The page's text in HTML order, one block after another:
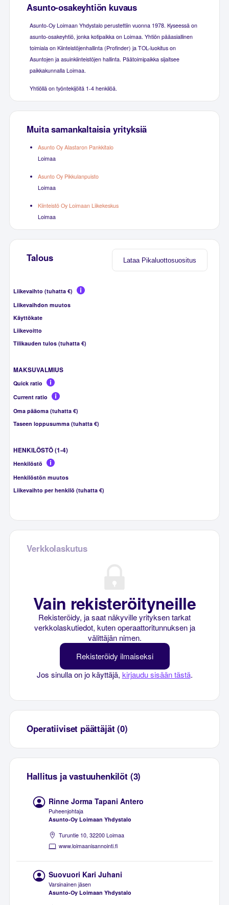
Asunto-osakeyhtiön kuvaus
Asunto-Oy Loimaan Yhdystalo perustettiin vuonna 1978. Kyseessä on
asunto-osakeyhtiö, jonka kotipaikka on Loimaa. Yhtiön pääasiallinen
toimiala on Kiinteistöjenhallinta (Profinder) ja TOL-luokitus on
Asuntojen ja asuinkiinteistöjen hallinta. Päätoimipaikka sijaitsee
paikkakunnalla Loimaa.
Yhtiöllä on työntekijöitä 1-4 henkilöä.
Muita samankaltaisia yrityksiä
Asunto Oy Alastaron Pankkitalo
Loimaa
Asunto Oy Pikkulanpuisto
Loimaa
Kiinteistö Oy Loimaan Liikekeskus
Loimaa
Lataa Pikaluottosuositus
Talous
Liikevaihto (tuhatta €)
Liikevaihdon muutos
Käyttökate
Liikevoitto
Tilikauden tulos (tuhatta €)
MAKSUVALMIUS
Quick ratio
Current ratio
Oma pääoma (tuhatta €)
Taseen loppusumma (tuhatta €)
HENKILÖSTÖ (1-4)
Henkilöstö
Henkilöstön muutos
Liikevaihto per henkilö (tuhatta €)
Verkkolaskutus
Vain rekisteröityneille
Rekisteröidy, ja saat näkyville yrityksen tarkat
verkkolaskutiedot, kuten operaattoritunnuksen ja
välittäjän nimen.
Rekisteröidy ilmaiseksi
Jos sinulla on jo käyttäjä, kirjaudu sisään tästä.
Operatiiviset päättäjät (0)
Hallitus ja vastuuhenkilöt (3)
Rinne Jorma Tapani Antero
Puheenjohtaja
Asunto-Oy Loimaan Yhdystalo
Turuntie 10, 32200 Loimaa
www.loimaanisannointi.fi
Suovuori Kari Juhani
Varsinainen jäsen
Asunto-Oy Loimaan Yhdystalo